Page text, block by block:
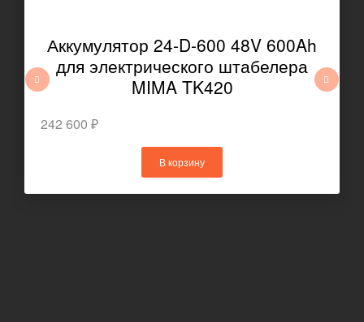
Аккумулятор 24-D-600 48V 600Ah
для электрического штабелера
MIMA TK420
242 600 ₽
В корзину